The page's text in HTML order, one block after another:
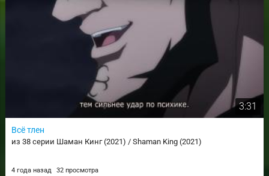
3:31
Всё тлен
из 38 серии Шаман Кинг (2021) / Shaman King (2021)
4 года назад 32 просмотра